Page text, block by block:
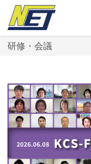
研修・会議